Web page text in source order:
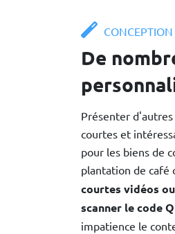
De
Présenter
courtes et
pour les biens de
plantation de café
courtes vidéos
scanner le code
impatience le